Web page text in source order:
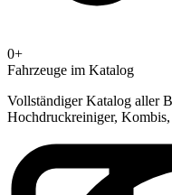
0+
Fahrzeuge im Katalog
Vollständiger Katalog aller
Hochdruckreiniger,